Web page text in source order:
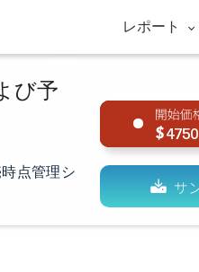
レポート
び予
点管理シ
4750